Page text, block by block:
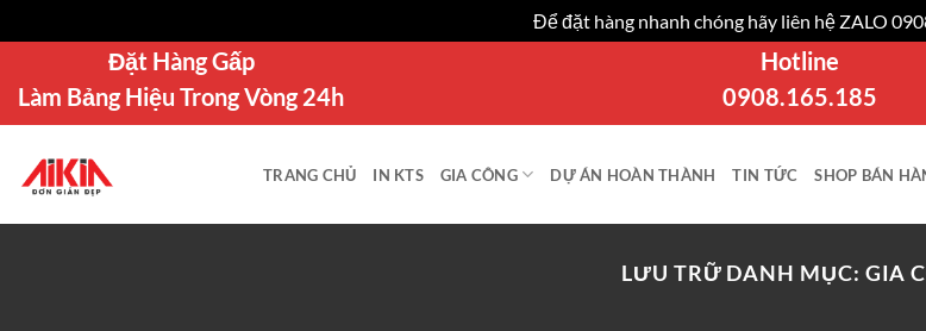
Để đặt hàng nhanh chóng hãy liên hệ ZALO
qua
Đặt Hàng Gấp
Làm Bảng Hiệu Trong Vòng 24h
Hotline
0908.165.185
TRANG CHỦ IN KTS GIA CÔNG DỰ ÁN HOÀN THÀNH TIN TỨC SHOP BÁN
LƯU TRỮ DANH MỤC: GIA